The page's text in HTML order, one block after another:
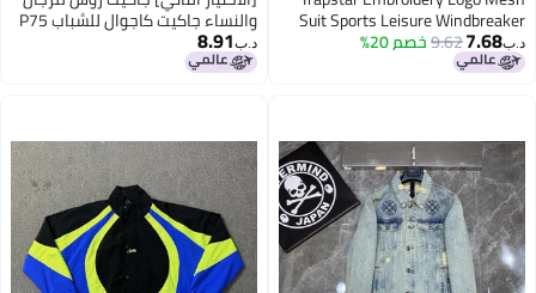
Suit Sports Leisure
Coat Coat7.68
9.62خصم 20%
والنساء جاكيت كاجوال للشباب P75
8.91